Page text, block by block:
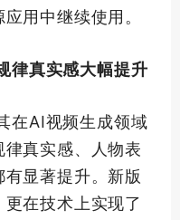
用中继续使用。
律真实感大幅提升
在AI视频生成领域
真实感、人物表
显著提升。新版
在技术上实现了